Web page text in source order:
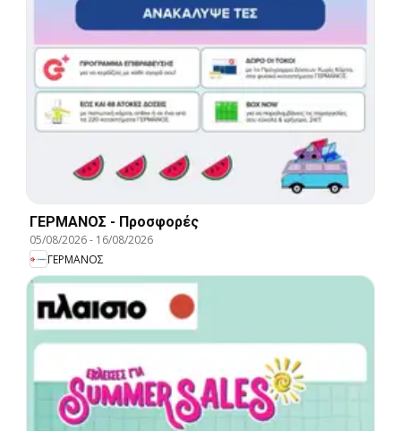
ΓΕΡΜΑΝΟΣ - Προσφορές
05/08/2026- 16/08/2026
ΓΕΡΜΑΝΟΣ